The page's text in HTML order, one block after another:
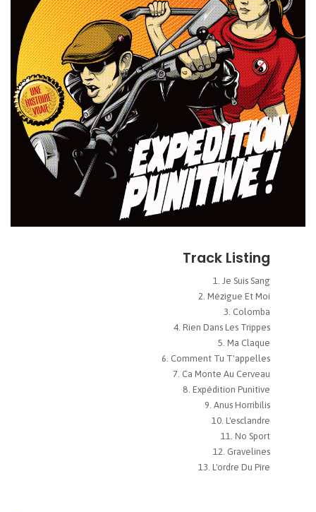
Track Listing
Je Suis Sang
Mézigue Et Moi
Colomba
Rien Dans Les Trippes
Ma Claque
Comment Tu T'appelles
Ca Monte Au Cerveau
Expédition Punitive
Anus Horribilis
L'esclandre
No Sport
Gravelines
L'ordre Du Pire